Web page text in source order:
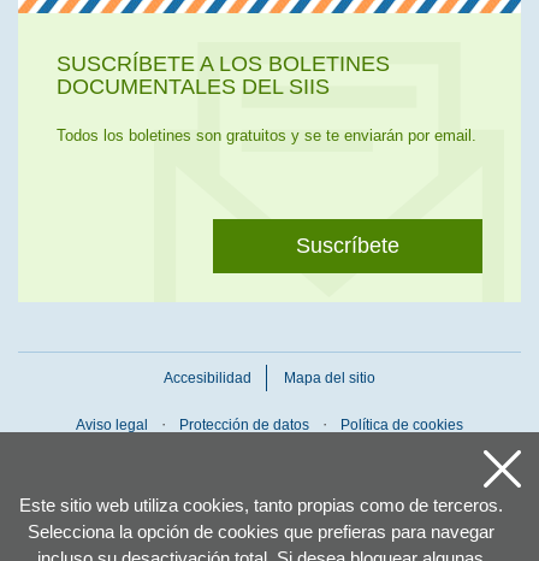
Este sitio web utiliza cookies, tanto propias como de terceros.
Selecciona la opción de cookies que prefieras para navegar
SUSCRÍBETE A LOS BOLETINES
DOCUMENTALES DEL SIIS
Todos los boletines son gratuitos y se te enviarán por email.
Suscríbete
Accesibilidad Mapa del sitio
Aviso legal Protección de datos Política de cookies